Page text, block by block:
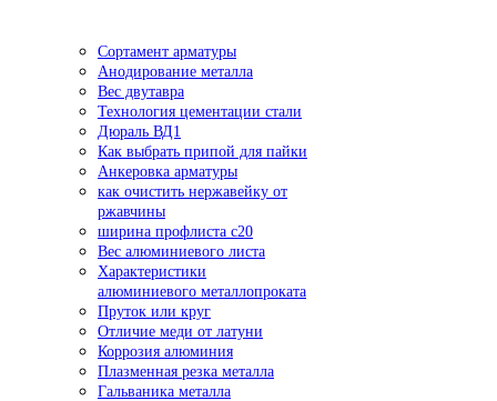
Сортамент арматуры
Анодирование металла
Вес двутавра
Технология цементации стали
Дюраль ВД1
Как выбрать припой для пайки
Анкеровка арматуры
как очистить нержавейку от
ржавчины
ширина профлиста с20
Вес алюминиевого листа
Характеристики
алюминиевого металлопроката
Пруток или круг
Отличие меди от латуни
Коррозия алюминия
Плазменная резка металла
Гальваника металла